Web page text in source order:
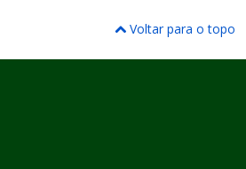
Voltar para o topo